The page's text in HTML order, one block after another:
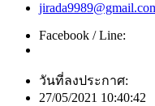
Facebook / Line:
วันที่ลงประกาศ:
27/05/2021 10:40:42